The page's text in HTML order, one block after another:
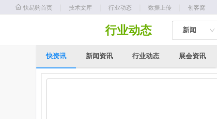
快易购首页 技术文库 行业动态 数据上传 创客窝
行业动态 新闻
快资讯 新闻资讯 行业动态 展会资讯